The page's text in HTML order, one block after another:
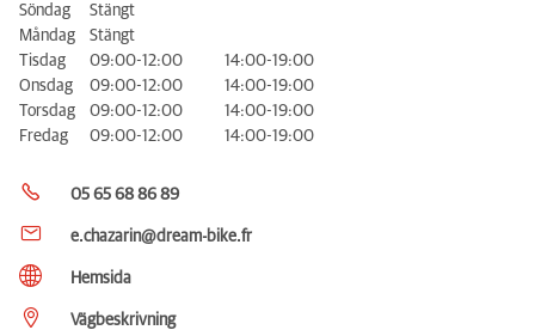
Söndag
Stängt
Måndag
Stängt
Tisdag
09:00-12:00
14:00-19:00
Onsdag
09:00-12:00
14:00-19:00
Torsdag
09:00-12:00
14:00-19:00
Fredag
09:00-12:00 14:00-19:00
05 65 68 86 89
e.chazarin@dream-bike.fr
Hemsida
Vägbeskrivning